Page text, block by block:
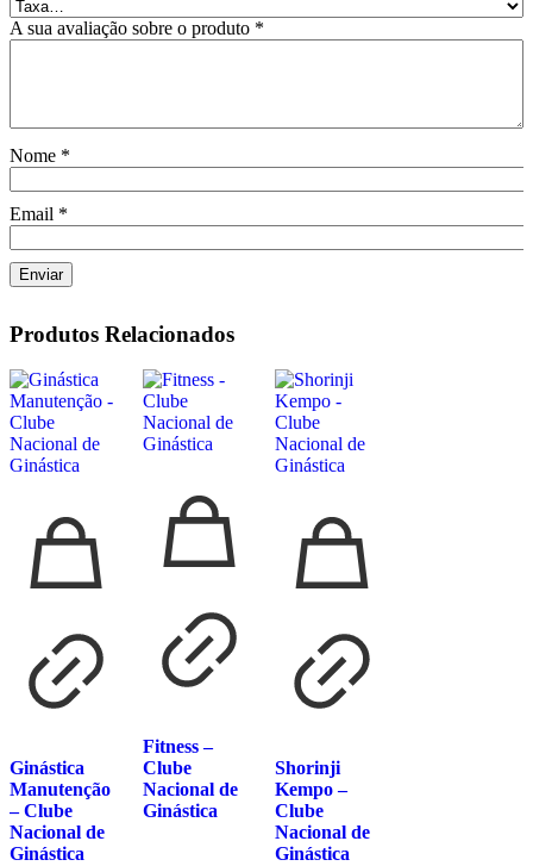
A sua avaliação sobre o produto *
Nome *
Email *
Produtos Relacionados
Ginástica
Manutenção
– Clube
Nacional de
Ginástica
Fitness –
Clube
Nacional de
Ginástica
Shorinji
Kempo –
Clube
Nacional de
Ginástica